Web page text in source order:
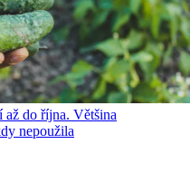
do října. Většina
nepoužila